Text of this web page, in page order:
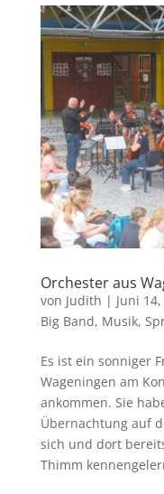
Orchester aus
von Judith | Juni
Big Band, Musik,
Es ist ein sonniger
Wageningen am
ankommen. Sie
Übernachtung auf
sich und dort
Thimm